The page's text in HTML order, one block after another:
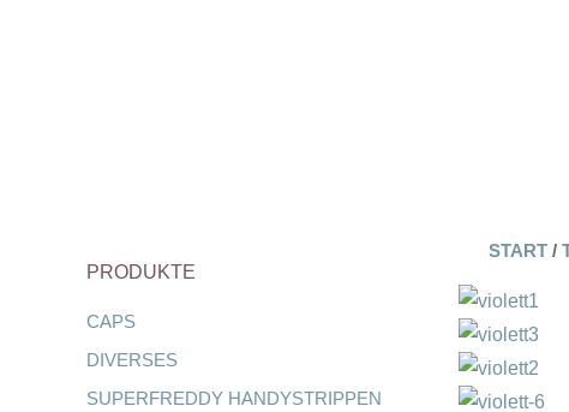
START /
PRODUKTE
CAPS
DIVERSES
SUPERFREDDY HANDYSTRIPPEN